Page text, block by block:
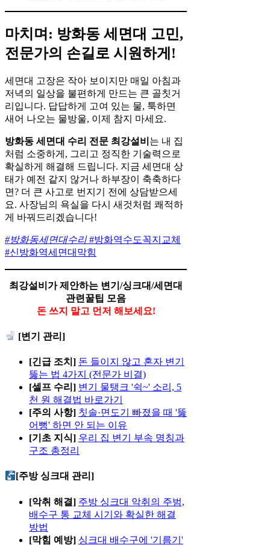
마치며: 방화동 세면대 고민,
전문가의 손길로 시원하게!
세면대 고장은 작아 보이지만 매일 아침과
저녁의 일상을 불편하게 만드는 큰 골칫거
리입니다. 답답하게 고여 있는 물, 툭하면
새어 나오는 물방울, 이제 참지 마세요.
방화동 세면대 수리 전문 최강설비 는 내 집
처럼 소중하게, 그리고 정직한 기술력으로
확실하게 해결해 드립니다. 지금 세면대 상
태가 예전 같지 않거나 하부장이 축축하다
면? 더 큰 사고로 번지기 전에 상담받으세
요. 사장님의 욕실을 다시 새것처럼 쾌적하
게 바꿔드리겠습니다!
#방화동세면대수리#방화역수도꼭지교체
#신방화역세면대막힘
최강설비가 제안하는 변기/싱크대/세면대
관련꿀팁 모음
돈 쓰지 말고 먼저 해보세요!
[변기 관리]
[긴급 조치] 돈 들이지 않고 혼자 변기
뚫는 법 4가지 (전문가 비결)
[셀프 수리] 변기 물탱크 '쉭~' 소리, 5
천 원 해결법 바로가기
[주의 사항] 칫솔·면도기 빠졌을 때 '뚫
어뻥' 하면 안 되는 이유
[기초 지식] 우리 집 변기 부속 명칭과
구조 총정리
[주방 싱크대 관리]
[악취 해결] 주방 싱크대 악취의 주범,
배수구 통 교체 시기와 확실한 해결
방법
[막힘 예방] 싱크대 배수구에 '기름기'